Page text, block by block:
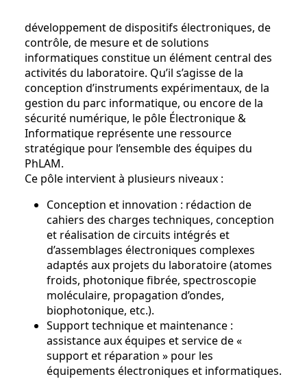
développement de dispositifs électroniques, de
contrôle, de mesure et de solutions
informatiques constitue un élément central des
activités du laboratoire. Qu’il s’agisse de la
conception d’instruments expérimentaux, de la
gestion du parc informatique, ou encore de la
sécurité numérique, le pôle Électronique &
Informatique représente une ressource
stratégique pour l’ensemble des équipes du
PhLAM.
Ce pôle intervient à plusieurs niveaux :
Conception et innovation : rédaction de
cahiers des charges techniques, conception
et réalisation de circuits intégrés et
d’assemblages électroniques complexes
adaptés aux projets du laboratoire (atomes
froids, photonique fibrée, spectroscopie
moléculaire, propagation d’ondes,
biophotonique, etc.).
Support technique et maintenance :
assistance aux équipes et service de «
support et réparation » pour les
équipements électroniques et informatiques.